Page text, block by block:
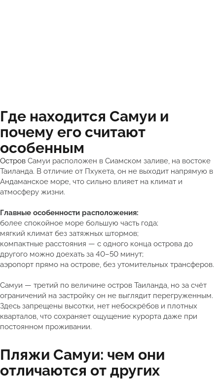
Где находится Самуи и
почему его считают
особенным
Остров Самуи расположен в Сиамском заливе, на востоке
Таиланда. В отличие от Пхукета, он не выходит напрямую в
Андаманское море, что сильно влияет на климат и
атмосферу жизни.
Главные особенности расположения:
более спокойное море большую часть года;
мягкий климат без затяжных штормов;
компактные расстояния — с одного конца острова до
другого можно доехать за 40–50 минут;
аэропорт прямо на острове, без утомительных трансферов.
Самуи — третий по величине остров Таиланда, но за счёт
ограничений на застройку он не выглядит перегруженным.
Здесь запрещены высотки, нет небоскрёбов и плотных
кварталов, что сохраняет ощущение курорта даже при
постоянном проживании.
Пляжи Самуи: чем они
отличаются от других